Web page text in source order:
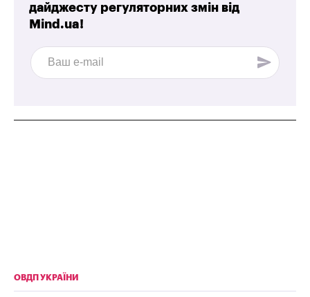
дайджесту регуляторних змін від
Mind.ua!
ОВДП УКРАЇНИ